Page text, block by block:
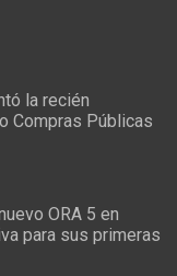
la recién
Compras Públicas
ORA 5 en
para sus primeras